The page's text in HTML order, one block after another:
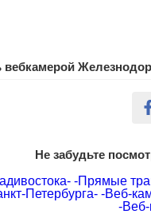
вебкамерой
Не забудьте
-Прямые
Петербурга- -Веб-
-